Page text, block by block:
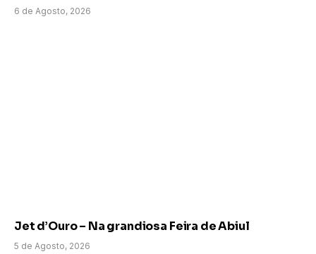
6 de Agosto, 2026
Jet d’Ouro – Na grandiosa Feira de Abiul
5 de Agosto, 2026